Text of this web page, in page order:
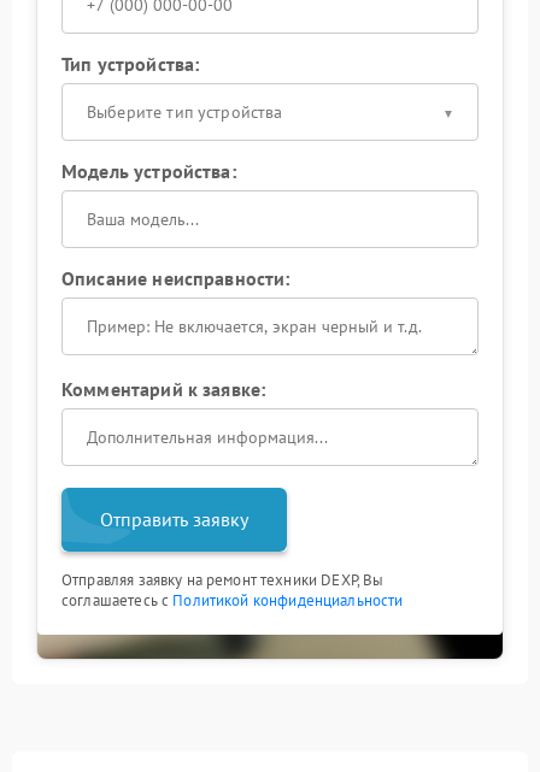
Тип устройства:
Выберите тип устройства
Модель устройства:
Описание неисправности:
Комментарий к заявке:
Отправить заявку
Отправляя заявку на ремонт техники DEXP, Вы
соглашаетесь с Политикой конфиденциальности